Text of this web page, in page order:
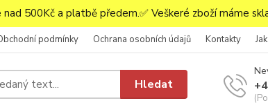
500Kč a platbě předem.✅ Veškeré zboží máme
podmínky Ochrana osobních údajů Kontakty
Hledat